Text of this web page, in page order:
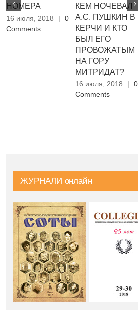
НОМЕРА
16 июля, 2018 |
0
Comments
КЕМ НОЧЕВАЛ
А.С. ПУШКИН В
КЕРЧИ И КТО
БЫЛ ЕГО
ПРОВОЖАТЫМ
НА ГОРУ
МИТРИДАТ?
16 июля, 2018 |
0
Comments
ЖУРНАЛИ онлайн